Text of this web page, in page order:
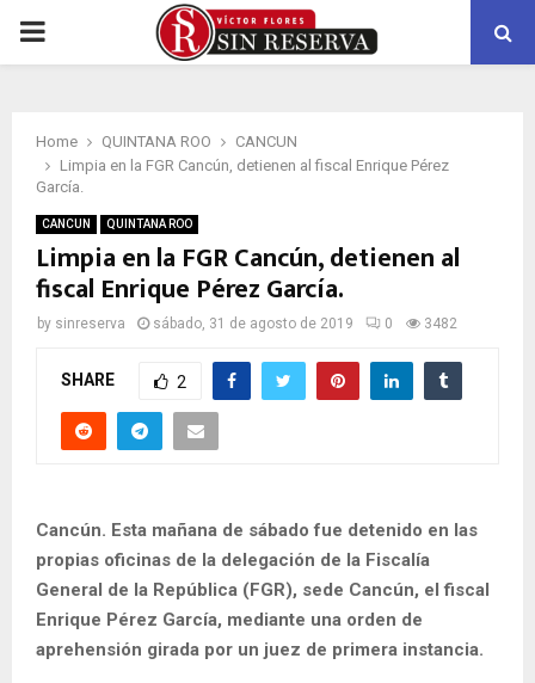
PRIMARY
Home QUINTANA ROO
CANCUN
Limpia en la FGR Cancún, detienen al fiscal Enrique Pérez
García.
CANCUN QUINTANA ROO
Limpia en la FGR Cancún, detienen al
fiscal Enrique Pérez García.
by sinreserva sábado, 31 de agosto de 2019 0 3482
SHARE 2
Cancún. Esta mañana de sábado fue detenido en las
propias oficinas de la delegación de la Fiscalía
General de la República (FGR), sede Cancún, el fiscal
Enrique Pérez García, mediante una orden de
aprehensión girada por un juez de primera instancia.